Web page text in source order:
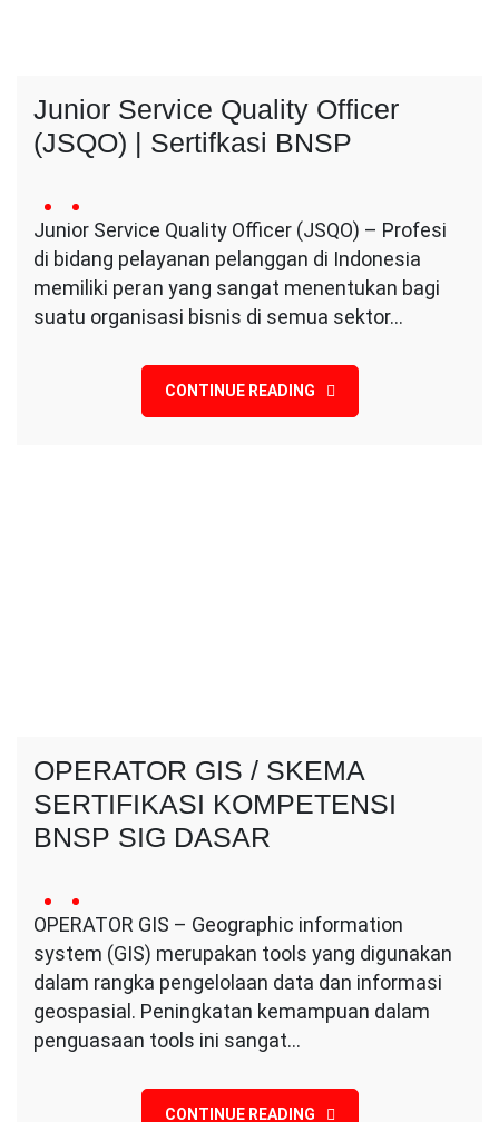
Junior Service Quality Officer
(JSQO) | Sertifkasi BNSP
20
May
2024
Conversa
Indotamacomment
on
Junior
Service
Quality
Sertifkasi
Junior Service Quality Officer (JSQO) – Profesi
di bidang pelayanan pelanggan di Indonesia
memiliki peran yang sangat menentukan bagi
suatu organisasi bisnis di semua sektor…
CONTINUE READING
OPERATOR GIS / SKEMA
SERTIFIKASI KOMPETENSI
BNSP SIG DASAR
15
May
2024
Conversa
Indotama
Comment
on
OPERATOR
/
SKEMA
KOMPETENSI
OPERATOR GIS – Geographic information
system (GIS) merupakan tools yang digunakan
dalam rangka pengelolaan data dan informasi
geospasial. Peningkatan kemampuan dalam
penguasaan tools ini sangat…
CONTINUE READING